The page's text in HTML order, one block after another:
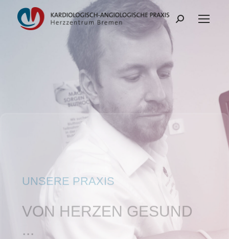
UNSERE PRAXIS
VON HERZEN GESUND
...